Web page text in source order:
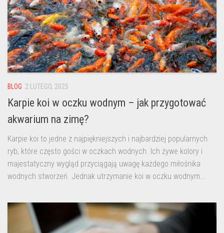
BLOG 2 LUTEGO, 2025
Karpie koi w oczku wodnym – jak przygotować
akwarium na zimę?
Karpie koi to jedne z najpiękniejszych i najbardziej popularnych
ryb, które często gości w oczkach wodnych. Ich żywe kolory i
majestatyczny wygląd przyciągają uwagę każdego miłośnika
wodnych stworzeń. Jednak utrzymanie koi w oczku wodnym...